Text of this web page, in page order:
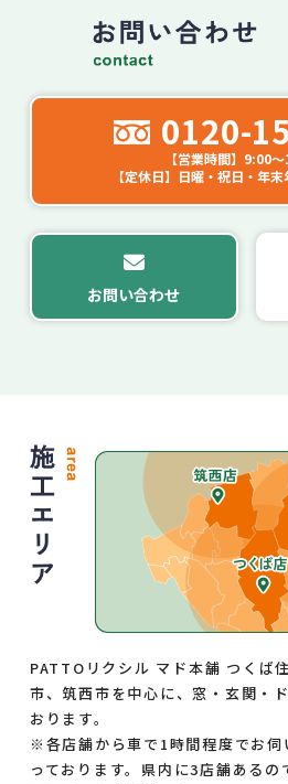
0120-
【営業時間】9:00
【定休日】日曜・祝日・年
お問い合わせ
PATTOリクシル マド本舗 つくば
市、筑西市を中心に、窓・玄関・
おります。
※各店舗から車で1時間程度でお伺
っております。県内に3店舗あるの